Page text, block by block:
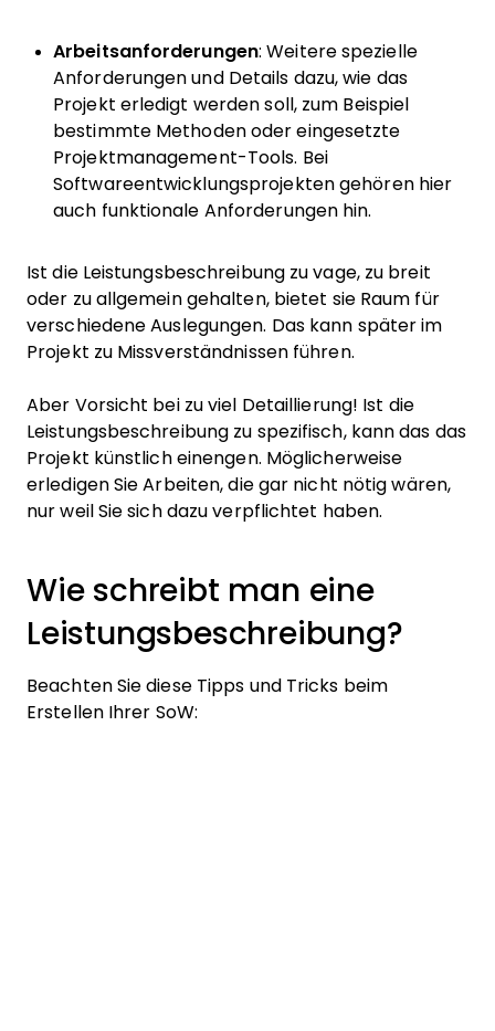
Arbeitsanforderungen: Weitere spezielle
Anforderungen und Details dazu, wie das
Projekt erledigt werden soll, zum Beispiel
bestimmte Methoden oder eingesetzte
Projektmanagement-Tools. Bei
Softwareentwicklungsprojekten gehören hier
auch funktionale Anforderungen hin.
Ist die Leistungsbeschreibung zu vage, zu breit
oder zu allgemein gehalten, bietet sie Raum für
verschiedene Auslegungen. Das kann später im
Projekt zu Missverständnissen führen.
Aber Vorsicht bei zu viel Detaillierung! Ist die
Leistungsbeschreibung zu spezifisch, kann das das
Projekt künstlich einengen. Möglicherweise
erledigen Sie Arbeiten, die gar nicht nötig wären,
nur weil Sie sich dazu verpflichtet haben.
Wie schreibt man eine
Leistungsbeschreibung?
Beachten Sie diese Tipps und Tricks beim
Erstellen Ihrer SoW: